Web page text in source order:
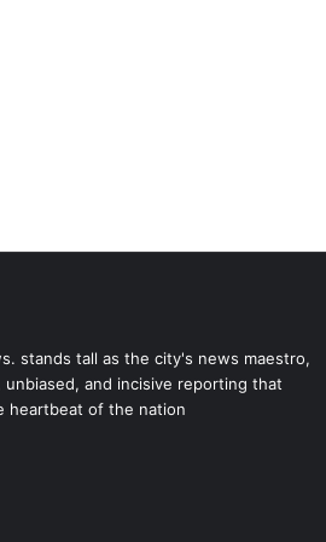
stands tall as the city's news maestro,
and incisive reporting that
heartbeat of the nation